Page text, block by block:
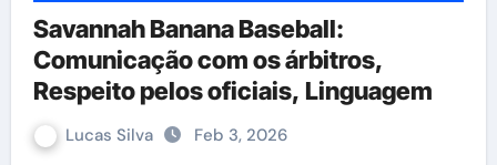
Savannah Banana Baseball:
Comunicação com os árbitros,
Respeito pelos oficiais, Linguagem
Lucas Silva Feb 3, 2026